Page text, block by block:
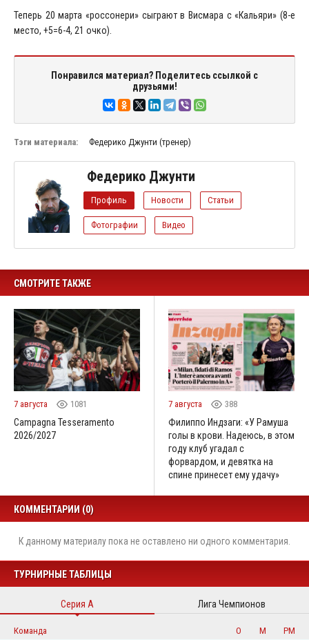
Теперь 20 марта «россонери» сыграют в Висмара с «Кальяри» (8-е
место, +5=6-4, 21 очко).
Понравился материал? Поделитесь ссылкой с
друзьями!
Тэги материала: Федерико Джунти (тренер)
Федерико Джунти
Профиль Новости Статьи
Фотографии Видео
СМОТРИТЕ ТАКЖЕ
7 августа 1081
Campagna Tesseramento
2026/2027
7 августа 388
Филиппо Индзаги: «У Рамуша
голы в крови. Надеюсь, в этом
году клуб угадал с
форвардом, и девятка на
спине принесет ему удачу»
КОММЕНТАРИИ (0)
К данному материалу пока не оставлено ни одного комментария.
ТУРНИРНЫЕ ТАБЛИЦЫ
Серия А Лига Чемпионов
Команда О М
РМ